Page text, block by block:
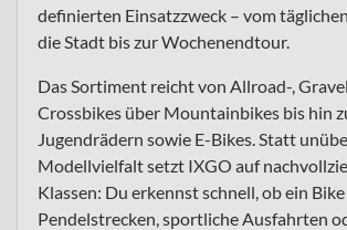
definierten Einsatzzweck – vom
die Stadt bis zur Wochenendtour.
Das Sortiment reicht von Allroad-,
Crossbikes über Mountainbikes bis hin
Jugendrädern sowie E-Bikes. Statt
Modellvielfalt setzt IXGO auf
Klassen: Du erkennst schnell, ob ein
Pendelstrecken, sportliche Ausfahrten